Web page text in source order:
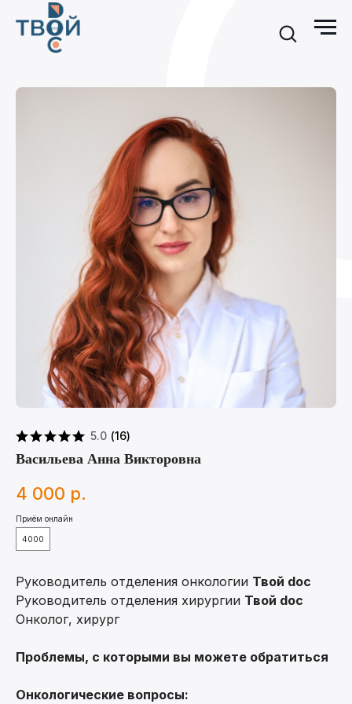
5.0 (16)
Васильева Анна Викторовна
4 000 р.
Приём онлайн
4000
Руководитель отделения онкологии Твой doc
Руководитель отделения хирургии Твой doc
Онколог, хирург
Проблемы, с которыми вы можете обратиться
Онкологические вопросы: